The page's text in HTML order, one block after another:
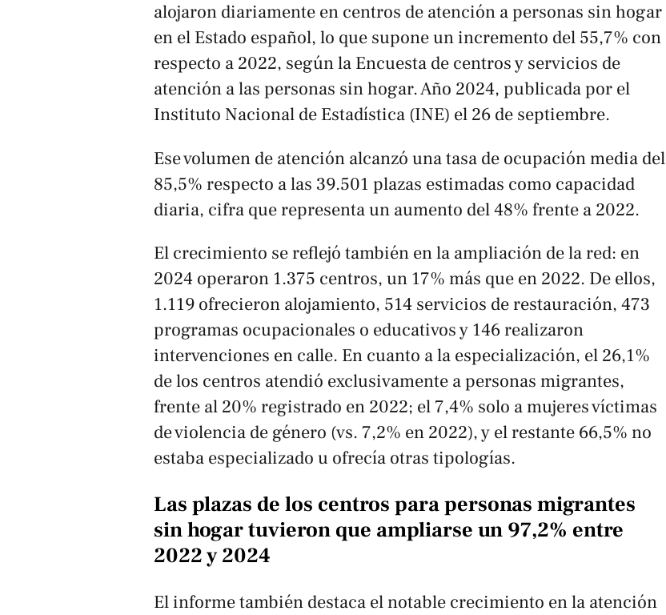
alojaron diariamente en centros de atención a personas sin hogar
en el Estado español, lo que supone un incremento del 55,7% con
respecto a 2022, según la Encuesta de centros y servicios de
atención a las personas sin hogar. Año 2024, publicada por el
Instituto Nacional de Estadística (INE) el 26 de septiembre.
Ese volumen de atención alcanzó una tasa de ocupación media del
85,5% respecto a las 39.501 plazas estimadas como capacidad
diaria, cifra que representa un aumento del 48% frente a 2022.
El crecimiento se reflejó también en la ampliación de la red: en
2024 operaron 1.375 centros, un 17% más que en 2022. De ellos,
1.119 ofrecieron alojamiento, 514 servicios de restauración, 473
programas ocupacionales o educativos y 146 realizaron
intervenciones en calle. En cuanto a la especialización, el 26,1%
de los centros atendió exclusivamente a personas migrantes,
frente al 20% registrado en 2022; el 7,4% solo a mujeres víctimas
de violencia de género (vs. 7,2% en 2022), y el restante 66,5% no
estaba especializado u ofrecía otras tipologías.
Las plazas de los centros para personas migrantes
sin hogar tuvieron que ampliarse un 97,2% entre
2022 y 2024
El informe también destaca el notable crecimiento en la atención